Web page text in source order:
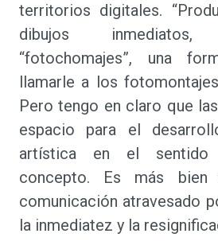
territorios digitales.
dibujos
“fotochomajes”, una
llamarle a los
Pero tengo en claro que
espacio para el
artística en el sentido
concepto. Es más
comunicación atravesado
la inmediatez y la